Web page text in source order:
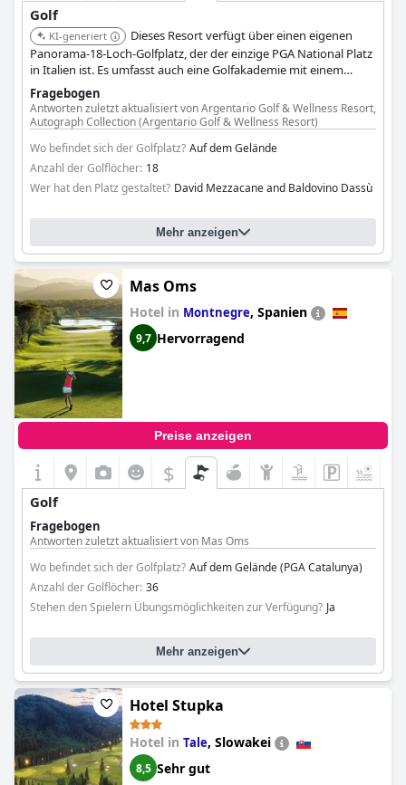
Golf
KI-generiert
Dieses Resort verfügt über einen eigenen
Panorama-18-Loch-Golfplatz, der der einzige PGA National Platz
in Italien ist. Es umfasst auch eine Golfakademie mit einem
TrackMan IIIe Simulator, einer Driving Range und
Übungsbereichen, die umfassende Einrichtungen für
Golfbegeisterte bieten.
Fragebogen
Antworten zuletzt aktualisiert von Argentario Golf & Wellness Resort,
Autograph Collection (Argentario Golf & Wellness Resort)
Wo befindet sich der Golfplatz? Auf dem Gelände
Anzahl der Golflöcher: 18
Wer hat den Platz gestaltet? David Mezzacane and Baldovino Dassù
Mehr anzeigen
Mas Oms
Hotel in Montnegre, Spanien
9,7 Hervorragend
Preise anzeigen
$
Golf
Fragebogen
Antworten zuletzt aktualisiert von Mas Oms
Wo befindet sich der Golfplatz? Auf dem Gelände (PGA Catalunya)
Anzahl der Golflöcher: 36
Stehen den Spielern Übungsmöglichkeiten zur Verfügung? Ja
Mehr anzeigen
Hotel Stupka
Hotel in Tale, Slowakei
8,5 Sehr gut